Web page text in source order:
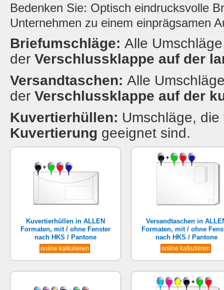
Bedenken Sie: Optisch eindrucksvolle
Unternehmen zu einem einprägsamen
Briefumschläge: Alle
der Verschlussklappe auf der
Versandtaschen: Alle
der Verschlussklappe auf der
Kuvertierhüllen: Umschläge,
Kuvertierung geeignet sind.
Kuvertierhüllen in ALLEN
Formaten, mit / ohne Fenster
nach HKS / Pantone
online kalkulieren
Versandtaschen in
Formaten, mit / ohne
nach HKS / Pantone
online kalkulieren